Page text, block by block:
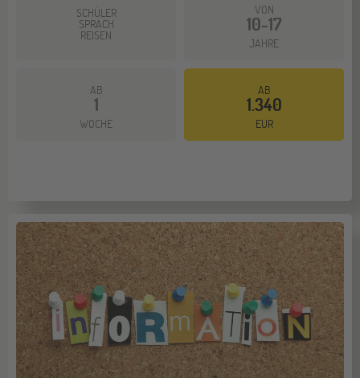
SCHÜLER
SPRACH
REISEN
VON
10-17
JAHRE
AB
1
WOCHE
AB
1.340
EUR